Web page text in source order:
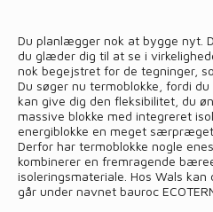
Du planlægger nok at bygge nyt.
du glæder dig til at se i
nok begejstret for de tegninger,
Du søger nu termoblokke, fordi
kan give dig den fleksibilitet, du
massive blokke med integreret
energiblokke en meget
Derfor har termoblokke nogle
kombinerer en fremragende
isoleringsmateriale. Hos Wals
går under navnet bauroc